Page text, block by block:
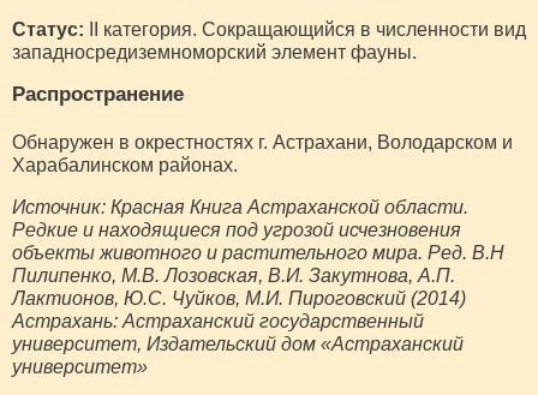
Статус: II категория. Сокращающийся в численности вид
западносредиземноморский элемент фауны.
Распространение
Обнаружен в окрестностях г. Астрахани, Володарском и
Харабалинском районах.
Источник: Красная Книга Астраханской области.
Редкие и находящиеся под угрозой исчезновения
объекты животного и растительного мира. Ред. В.Н
Пилипенко, М.В. Лозовская, В.И. Закутнова, А.П.
Лактионов, Ю.С. Чуйков, М.И. Пироговский (2014)
Астрахань: Астраханский государственный
университет, Издательский дом «Астраханский
университет»